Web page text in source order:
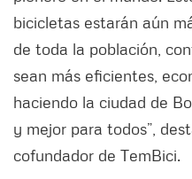
bicicletas estarán aún
de toda la población,
sean más eficientes,
haciendo la ciudad de
y mejor para todos”,
cofundador de TemBici.